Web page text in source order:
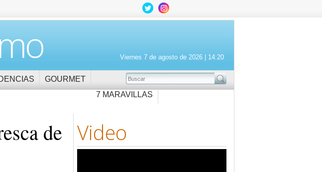
Viernes 7 de agosto de 2026 | 14:20
BUSCAR
GOURMET
7 MARAVILLAS
Video
de